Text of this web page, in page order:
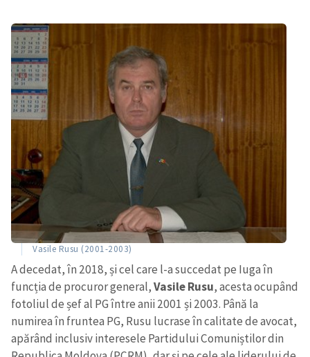
Vasile Rusu (2001-2003)
A decedat, în 2018, și cel care l-a succedat pe Iuga în
funcția de procuror general,Vasile Rusu, acesta ocupând
fotoliul de șef al PG între anii 2001 și 2003. Până la
numirea în fruntea PG, Rusu lucrase în calitate de avocat,
apărând inclusiv interesele Partidului Comuniștilor din